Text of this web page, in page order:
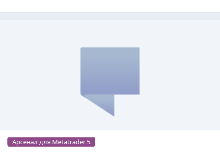
Арсенал для Metatrader 5